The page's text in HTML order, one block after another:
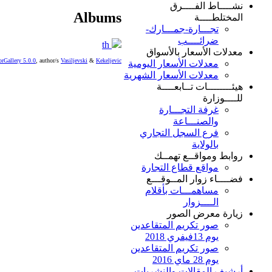
Albums
th
5.0.0 , author/s Vasiljevski & Kekeljevic
نشــــاط الفــــرق
المختلطــــة
تجـــارة-جمـــارك-
ضرائــــب
معدلات الأسعار بالأسواق
معدلات الأسعار اليومية
معدلات الأسعار الشهرية
هيئــــــــات تــابعــــة
للــــوزارة
غرفة التجـــارة
والصنـــاعة
فرع السجل التجاري
بالولاية
روابط ومواقــع تهمــك
مواقع قطاع التجارة
فضــــاء زوار المــوقـــع
مساهمـــات بأقلام
الــــزوار
زيارة معرض الصور
صور تكريم المتقاعدين
يوم 13فيفري 2018
صور تكريم المتقاعدين
يوم 28 ماي 2016